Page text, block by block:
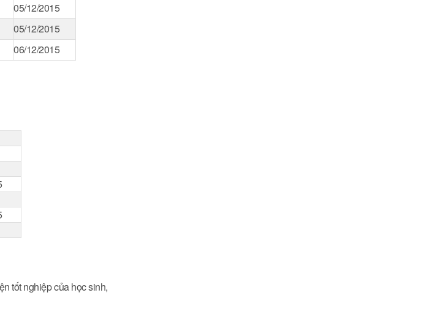
05/12/2015
05/12/2015
06/12/2015
tốt nghiệp của học sinh,